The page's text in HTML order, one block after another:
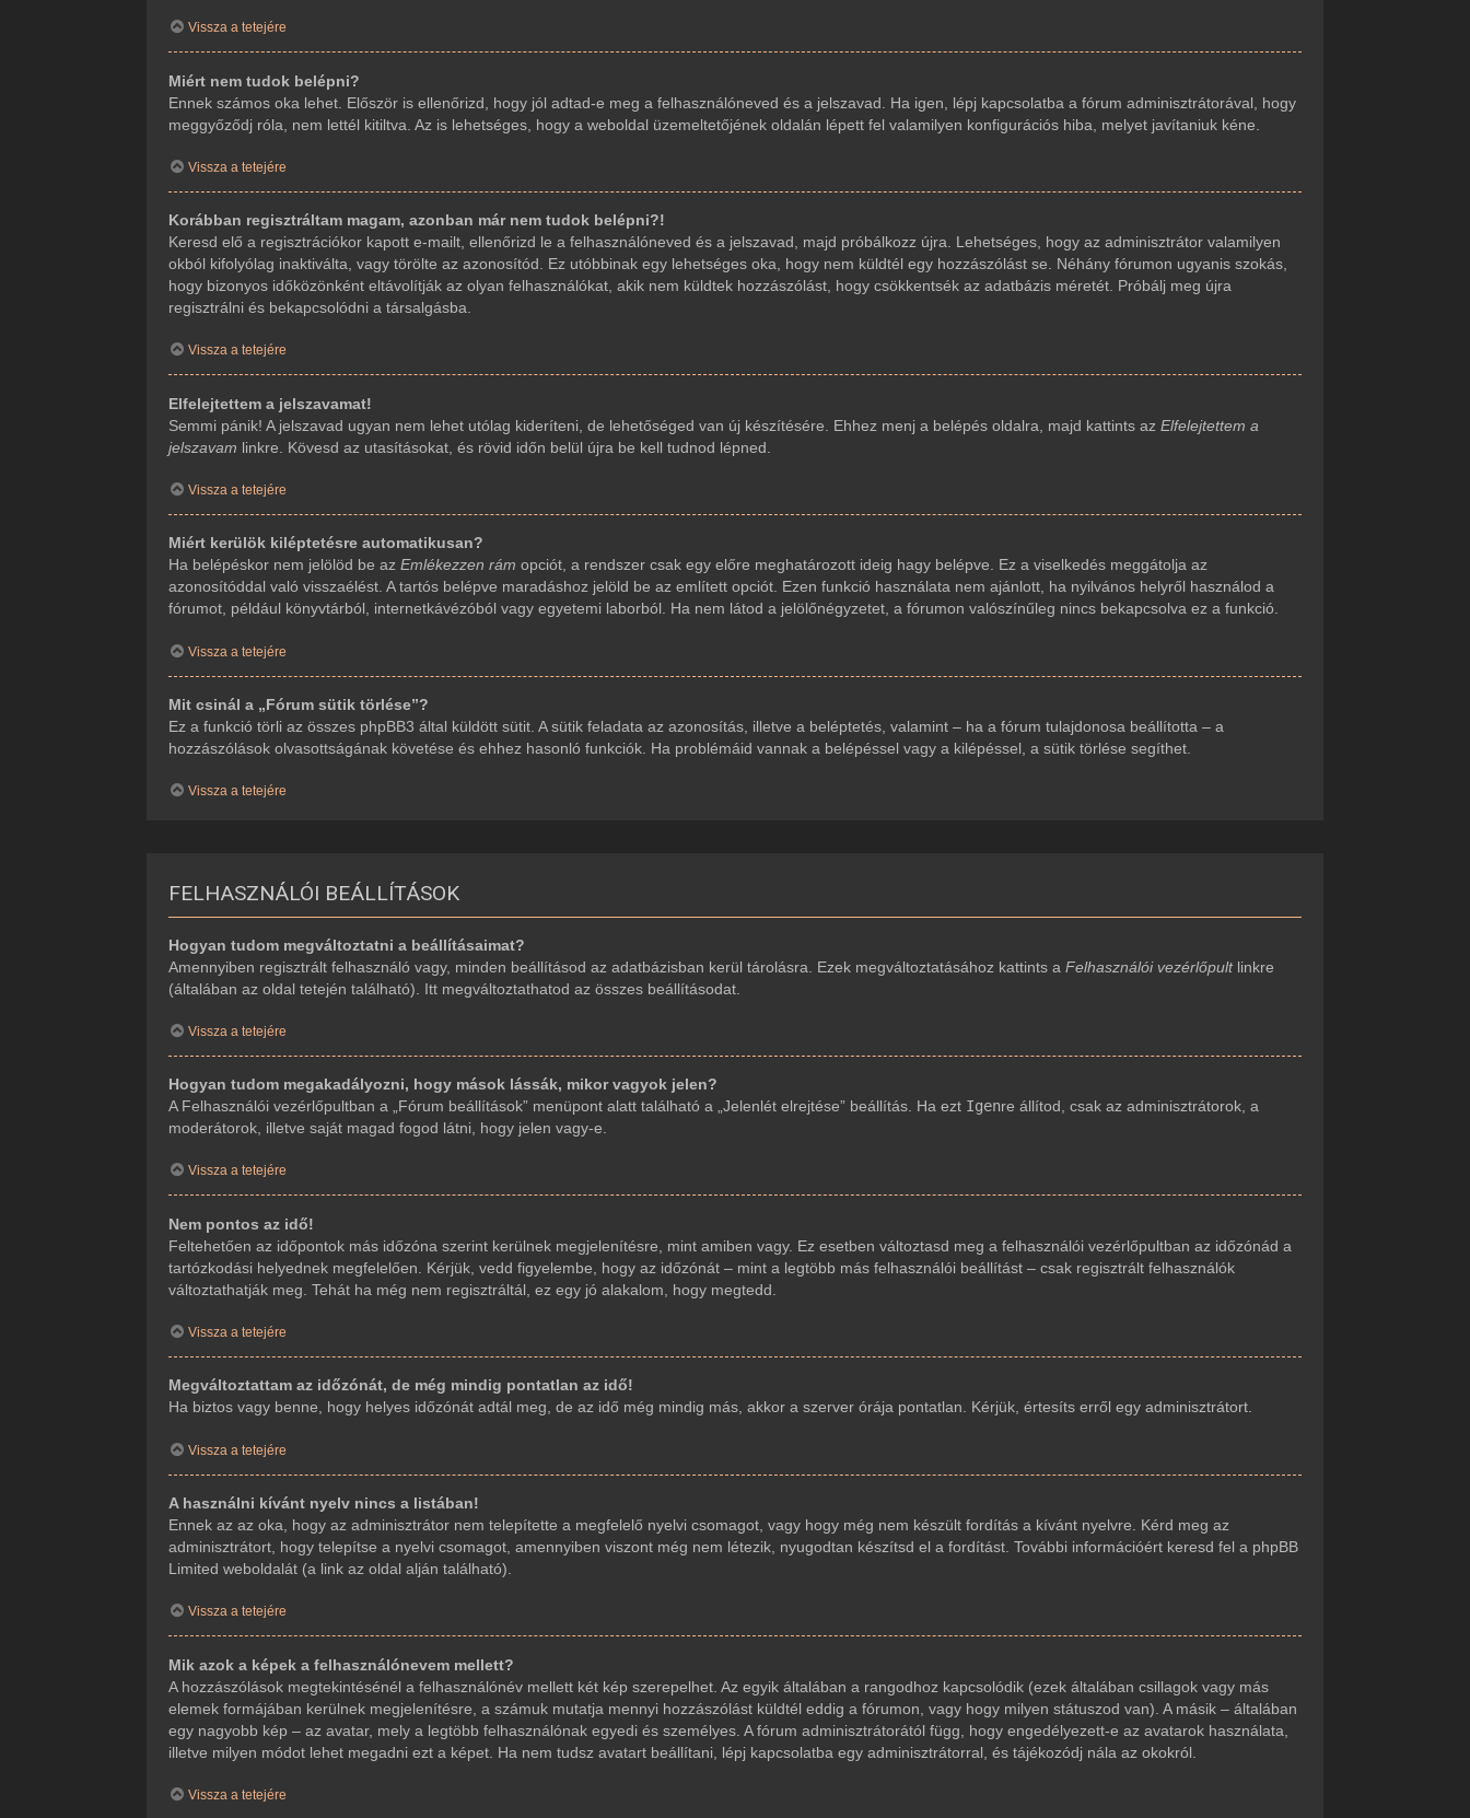
Vissza a tetejére
Miért nem tudok belépni?
Ennek számos oka lehet. Először is ellenőrizd, hogy jól adtad-e meg a felhasználóneved és a jelszavad. Ha igen, lépj kapcsolatba a fórum adminisztrátorával, hogy
meggyőződj róla, nem lettél kitiltva. Az is lehetséges, hogy a weboldal üzemeltetőjének oldalán lépett fel valamilyen konfigurációs hiba, melyet javítaniuk kéne.
Vissza a tetejére
Korábban regisztráltam magam, azonban már nem tudok belépni?!
Keresd elő a regisztrációkor kapott e-mailt, ellenőrizd le a felhasználóneved és a jelszavad, majd próbálkozz újra. Lehetséges, hogy az adminisztrátor valamilyen
okból kifolyólag inaktiválta, vagy törölte az azonosítód. Ez utóbbinak egy lehetséges oka, hogy nem küldtél egy hozzászólást se. Néhány fórumon ugyanis szokás,
hogy bizonyos időközönként eltávolítják az olyan felhasználókat, akik nem küldtek hozzászólást, hogy csökkentsék az adatbázis méretét. Próbálj meg újra
regisztrálni és bekapcsolódni a társalgásba.
Vissza a tetejére
Elfelejtettem a jelszavamat!
Semmi pánik! A jelszavad ugyan nem lehet utólag kideríteni, de lehetőséged van új készítésére. Ehhez menj a belépés oldalra, majd kattints azElfelejtettem a
jelszavam linkre. Kövesd az utasításokat, és rövid időn belül újra be kell tudnod lépned.
Vissza a tetejére
Miért kerülök kiléptetésre automatikusan?
Ha belépéskor nem jelölöd be azEmlékezzen rám opciót, a rendszer csak egy előre meghatározott ideig hagy belépve. Ez a viselkedés meggátolja az
azonosítóddal való visszaélést. A tartós belépve maradáshoz jelöld be az említett opciót. Ezen funkció használata nem ajánlott, ha nyilvános helyről használod a
fórumot, például könyvtárból, internetkávézóból vagy egyetemi laborból. Ha nem látod a jelölőnégyzetet, a fórumon valószínűleg nincs bekapcsolva ez a funkció.
Vissza a tetejére
Mit csinál a „Fórum sütik törlése”?
Ez a funkció törli az összes phpBB3 által küldött sütit. A sütik feladata az azonosítás, illetve a beléptetés, valamint – ha a fórum tulajdonosa beállította – a
hozzászólások olvasottságának követése és ehhez hasonló funkciók. Ha problémáid vannak a belépéssel vagy a kilépéssel, a sütik törlése segíthet.
Vissza a tetejére
FELHASZNÁLÓI BEÁLLÍTÁSOK
Hogyan tudom megváltoztatni a beállításaimat?
Amennyiben regisztrált felhasználó vagy, minden beállításod az adatbázisban kerül tárolásra. Ezek megváltoztatásához kattints aFelhasználói vezérlőpultlinkre
(általában az oldal tetején található). Itt megváltoztathatod az összes beállításodat.
Vissza a tetejére
Hogyan tudom megakadályozni, hogy mások lássák, mikor vagyok jelen?
A Felhasználói vezérlőpultban a „Fórum beállítások” menüpont alatt található a „Jelenlét elrejtése” beállítás. Ha ezt Igenre állítod, csak az adminisztrátorok, a
moderátorok, illetve saját magad fogod látni, hogy jelen vagy-e.
Vissza a tetejére
Nem pontos az idő!
Feltehetően az időpontok más időzóna szerint kerülnek megjelenítésre, mint amiben vagy. Ez esetben változtasd meg a felhasználói vezérlőpultban az időzónád a
tartózkodási helyednek megfelelően. Kérjük, vedd figyelembe, hogy az időzónát – mint a legtöbb más felhasználói beállítást – csak regisztrált felhasználók
változtathatják meg. Tehát ha még nem regisztráltál, ez egy jó alakalom, hogy megtedd.
Vissza a tetejére
Megváltoztattam az időzónát, de még mindig pontatlan az idő!
Ha biztos vagy benne, hogy helyes időzónát adtál meg, de az idő még mindig más, akkor a szerver órája pontatlan. Kérjük, értesíts erről egy adminisztrátort.
Vissza a tetejére
A használni kívánt nyelv nincs a listában!
Ennek az az oka, hogy az adminisztrátor nem telepítette a megfelelő nyelvi csomagot, vagy hogy még nem készült fordítás a kívánt nyelvre. Kérd meg az
adminisztrátort, hogy telepítse a nyelvi csomagot, amennyiben viszont még nem létezik, nyugodtan készítsd el a fordítást. További információért keresd fel a phpBB
Limited weboldalát (a link az oldal alján található).
Vissza a tetejére
Mik azok a képek a felhasználónevem mellett?
A hozzászólások megtekintésénél a felhasználónév mellett két kép szerepelhet. Az egyik általában a rangodhoz kapcsolódik (ezek általában csillagok vagy más
elemek formájában kerülnek megjelenítésre, a számuk mutatja mennyi hozzászólást küldtél eddig a fórumon, vagy hogy milyen státuszod van). A másik – általában
egy nagyobb kép – az avatar, mely a legtöbb felhasználónak egyedi és személyes. A fórum adminisztrátorától függ, hogy engedélyezett-e az avatarok használata,
illetve milyen módot lehet megadni ezt a képet. Ha nem tudsz avatart beállítani, lépj kapcsolatba egy adminisztrátorral, és tájékozódj nála az okokról.
Vissza a tetejére